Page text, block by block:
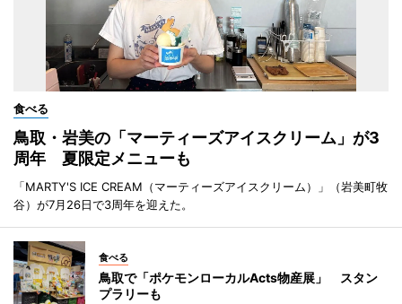
食べる
鳥取・岩美の「マーティーズアイスクリーム」が3
周年 夏限定メニューも
「MARTY'S ICE CREAM（マーティーズアイスクリーム）」（岩美町牧
谷）が7月26日で3周年を迎えた。
食べる
鳥取で「ポケモンローカルActs物産展」 スタン
プラリーも